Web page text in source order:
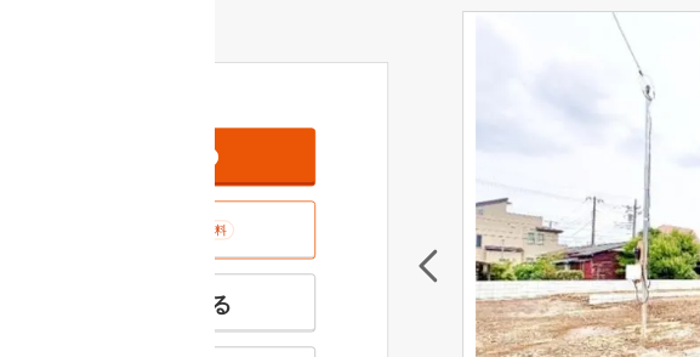
無料
特徴の似た物件を見る